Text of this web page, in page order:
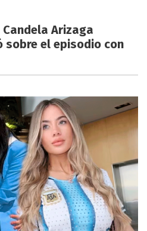
Arizaga
sobre el episodio con